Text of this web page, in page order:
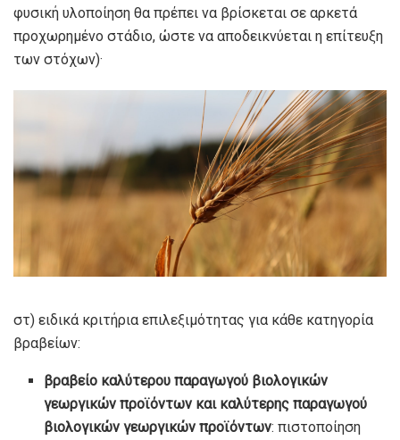
φυσική υλοποίηση θα πρέπει να βρίσκεται σε αρκετά
προχωρημένο στάδιο, ώστε να αποδεικνύεται η επίτευξη
των στόχων)·
στ) ειδικά κριτήρια επιλεξιμότητας για κάθε κατηγορία
βραβείων:
βραβείο καλύτερου παραγωγού βιολογικών
γεωργικών προϊόντων και καλύτερης παραγωγού
βιολογικών γεωργικών προϊόντων: πιστοποίηση